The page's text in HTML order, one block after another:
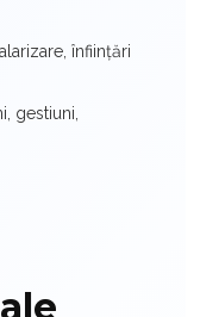
înființări
gestiuni,